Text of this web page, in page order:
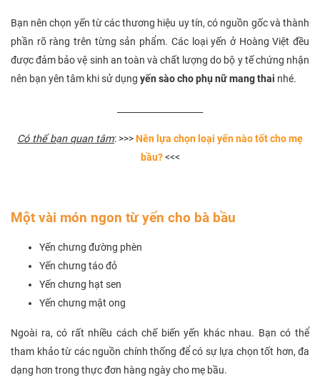
Bạn nên chọn yến từ các thương hiệu uy tín, có nguồn gốc và thành
phần rõ ràng trên từng sản phẩm. Các loại yến ở Hoàng Việt đều
được đảm bảo vệ sinh an toàn và chất lượng do bộ y tế chứng nhận
nên bạn yên tâm khi sử dụng yến sào cho phụ nữ mang thai nhé.
Có thể bạn quan tâm: >>>Nên lựa chọn loại yến nào tốt cho mẹ
bầu?<<<
Một vài món ngon từ yến cho bà bầu
Yến chưng đường phèn
Yến chưng táo đỏ
Yến chưng hạt sen
Yến chưng mật ong
Ngoài ra, có rất nhiều cách chế biến yến khác nhau. Bạn có thể
tham khảo từ các nguồn chính thống để có sự lựa chọn tốt hơn, đa
dạng hơn trong thực đơn hàng ngày cho mẹ bầu.